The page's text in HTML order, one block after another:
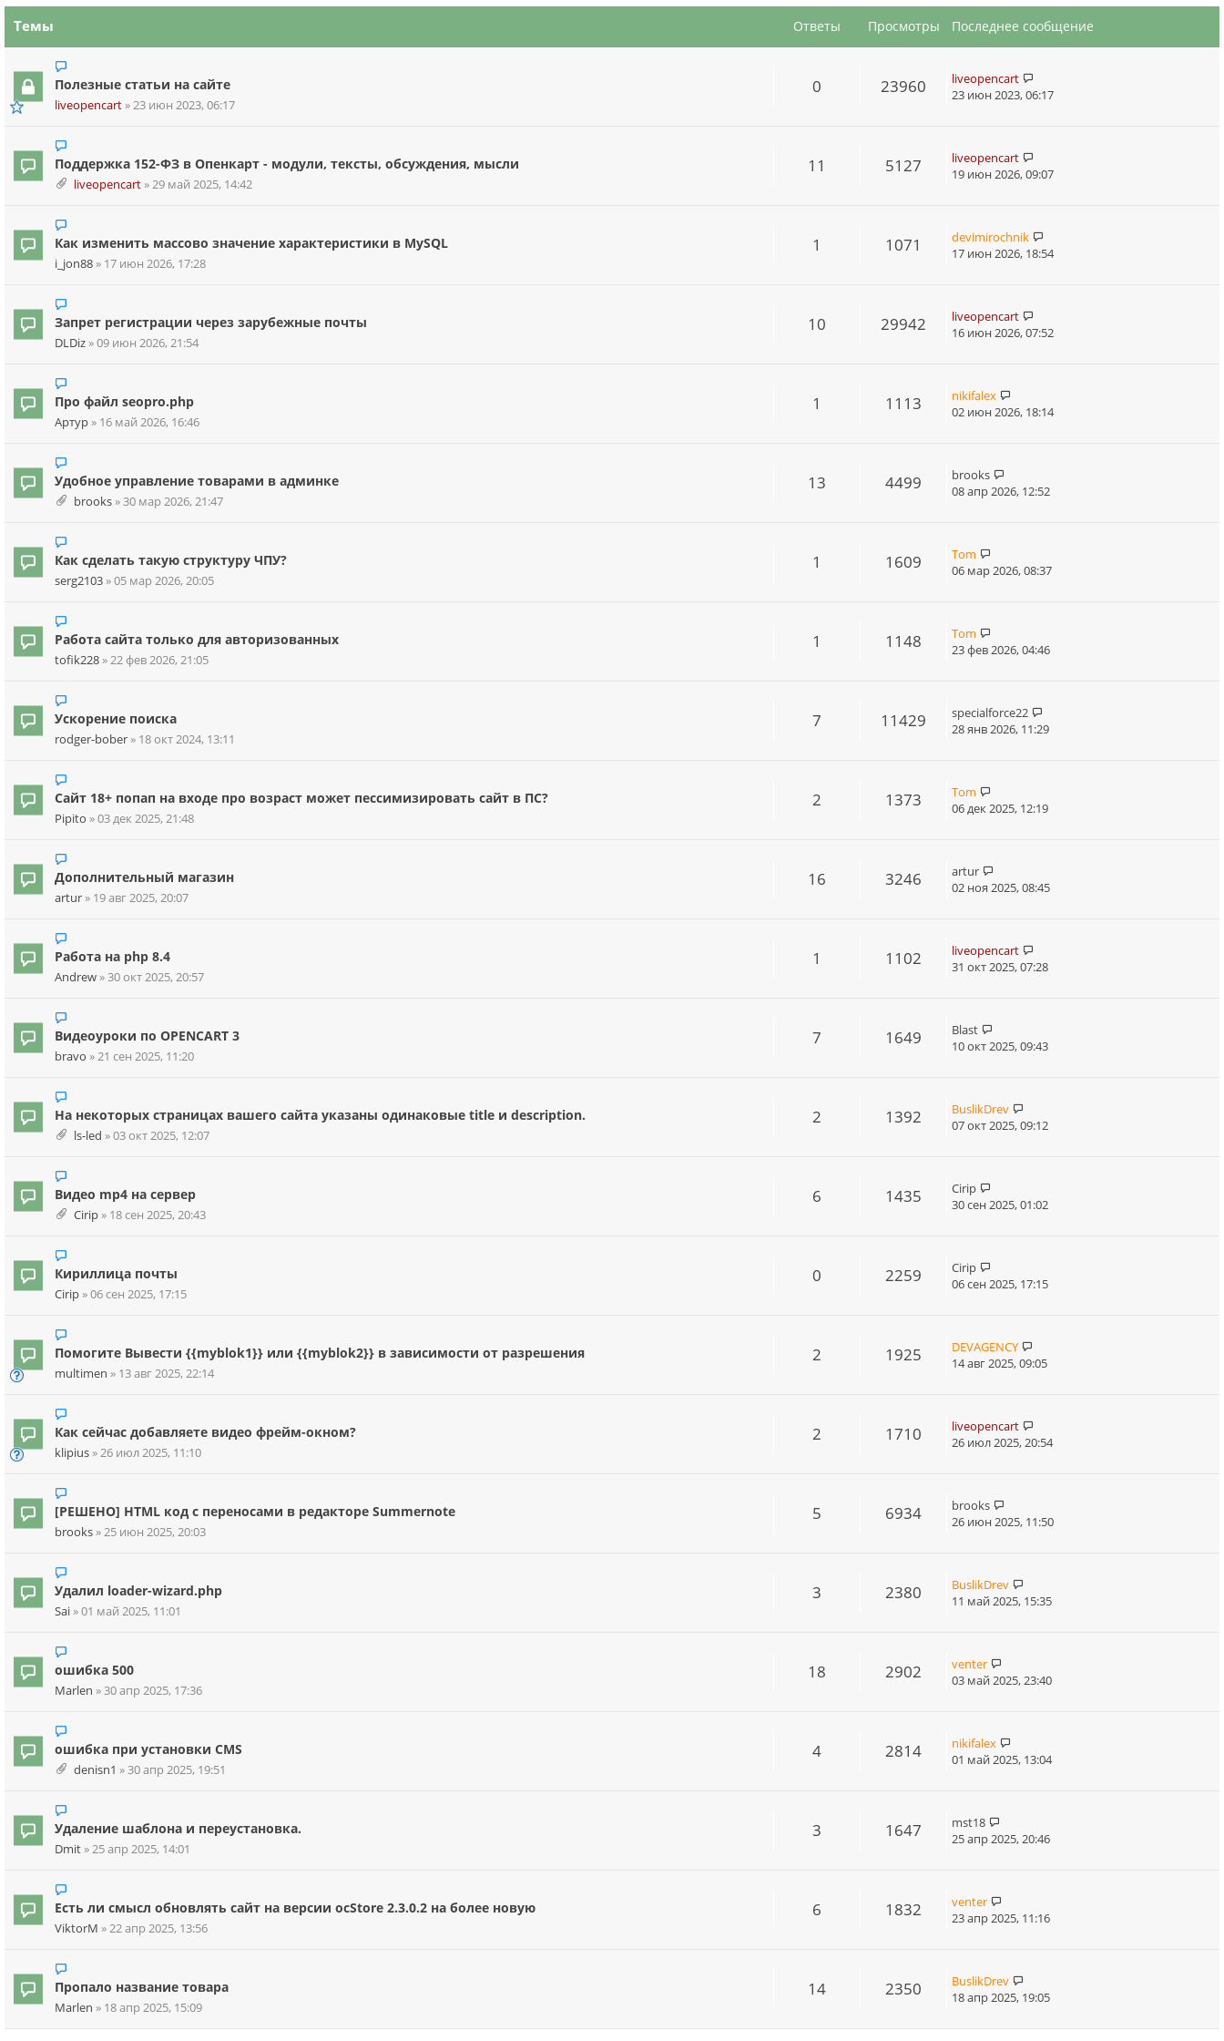
Темы Ответы Просмотры Последнее сообщение
Полезные статьи на сайте
liveopencart »23 июн 2023, 06:17
0 23960
liveopencart
23 июн 2023, 06:17
Поддержка 152-ФЗ в Опенкарт - модули, тексты, обсуждения, мысли
liveopencart »29 май 2025, 14:42
11 5127
liveopencart
19 июн 2026, 09:07
Как изменить массово значение характеристики в MySQL
i_jon88 » 17 июн 2026, 17:28
1 1071
devimirochnik
17 июн 2026, 18:54
Запрет регистрации через зарубежные почты
DLDiz »09 июн 2026, 21:54
10 29942
liveopencart
16 июн 2026, 07:52
Про файл seopro.php
Артур » 16 май 2026, 16:46
1 1113
nikifalex
02 июн 2026, 18:14
Удобное управление товарами в админке
brooks »30 мар 2026, 21:47
13 4499
brooks
08 апр 2026, 12:52
Как сделать такую структуру ЧПУ?
serg2103 »05 мар 2026, 20:05
1 1609
Tom
06 мар 2026, 08:37
Работа сайта только для авторизованных
tofik228 »22 фев 2026, 21:05
1 1148
Tom
23 фев 2026, 04:46
Ускорение поиска
rodger-bober » 18 окт 2024, 13:11
7 11429
specialforce22
28 янв 2026, 11:29
Сайт 18+ попап на входе про возраст может пессимизировать сайт в ПС?
Pipito »03 дек 2025, 21:48
2 1373
Tom
06 дек 2025, 12:19
Дополнительный магазин
artur » 19 авг 2025, 20:07
16 3246
artur
02 ноя 2025, 08:45
Работа на php 8.4
Andrew »30 окт 2025, 20:57
1 1102
liveopencart
31 окт 2025, 07:28
Видеоуроки по OPENCART 3
bravo »21 сен 2025, 11:20
7 1649
Blast
10 окт 2025, 09:43
На некоторых страницах вашего сайта указаны одинаковые title и description.
ls-led »03 окт 2025, 12:07
2 1392
BuslikDrev
07 окт 2025, 09:12
Видео mp4 на сервер
Cirip » 18 сен 2025, 20:43
6 1435
Cirip
30 сен 2025, 01:02
Кириллица почты
Cirip »06 сен 2025, 17:15
0 2259
Cirip
06 сен 2025, 17:15
Помогите Вывести {{myblok1}} или {{myblok2}} в зависимости от разрешения
multimen » 13 авг 2025, 22:14
2 1925
DEVAGENCY
14 авг 2025, 09:05
Как сейчас добавляете видео фрейм-окном?
klipius »26 июл 2025, 11:10
2 1710
liveopencart
26 июл 2025, 20:54
[РЕШЕНО] HTML код с переносами в редакторе Summernote
brooks »25 июн 2025, 20:03
5 6934
brooks
26 июн 2025, 11:50
Удалил loader-wizard.php
Sai »01 май 2025, 11:01
3 2380
BuslikDrev
11 май 2025, 15:35
ошибка 500
Marlen »30 апр 2025, 17:36
18 2902
venter
03 май 2025, 23:40
ошибка при установки CMS
denisn1 »30 апр 2025, 19:51
4 2814
nikifalex
01 май 2025, 13:04
Удаление шаблона и переустановка.
Dmit »25 апр 2025, 14:01
3 1647
mst18
25 апр 2025, 20:46
Есть ли смысл обновлять сайт на версии ocStore 2.3.0.2 на более новую
ViktorM »22 апр 2025, 13:56
6 1832
venter
23 апр 2025, 11:16
Пропало название товара
Marlen » 18 апр 2025, 15:09
14 2350
BuslikDrev
18 апр 2025, 19:05